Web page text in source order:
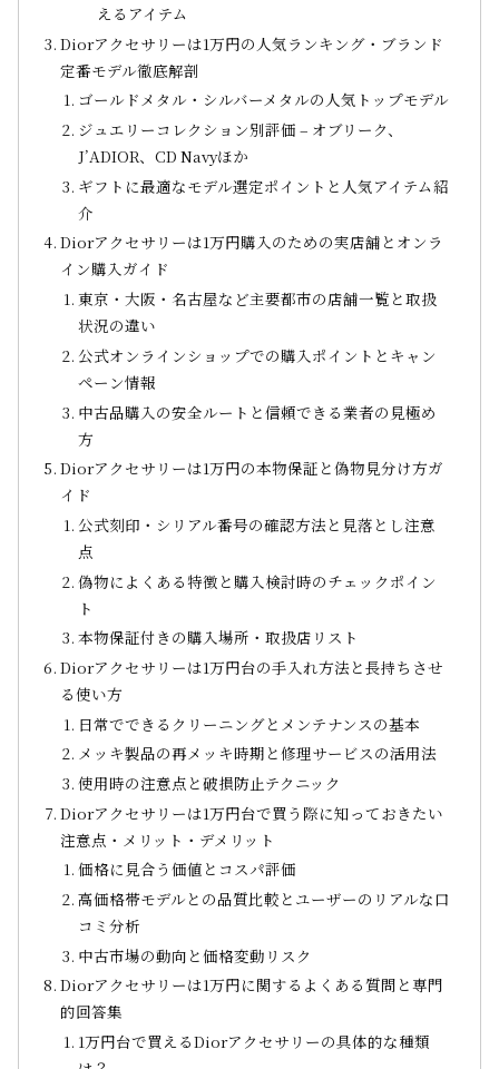
えるアイテム
Diorアクセサリーは1万円の人気ランキング・ブランド
定番モデル徹底解剖
ゴールドメタル・シルバーメタルの人気トップモデル
ジュエリーコレクション別評価 – オブリーク、
J’ADIOR、CD Navyほか
ギフトに最適なモデル選定ポイントと人気アイテム紹
介
Diorアクセサリーは1万円購入のための実店舗とオンラ
イン購入ガイド
東京・大阪・名古屋など主要都市の店舗一覧と取扱
状況の違い
公式オンラインショップでの購入ポイントとキャン
ペーン情報
中古品購入の安全ルートと信頼できる業者の見極め
方
Diorアクセサリーは1万円の本物保証と偽物見分け方ガ
イド
公式刻印・シリアル番号の確認方法と見落とし注意
点
偽物によくある特徴と購入検討時のチェックポイン
ト
本物保証付きの購入場所・取扱店リスト
Diorアクセサリーは1万円台の手入れ方法と長持ちさせ
る使い方
日常でできるクリーニングとメンテナンスの基本
メッキ製品の再メッキ時期と修理サービスの活用法
使用時の注意点と破損防止テクニック
Diorアクセサリーは1万円台で買う際に知っておきたい
注意点・メリット・デメリット
価格に見合う価値とコスパ評価
高価格帯モデルとの品質比較とユーザーのリアルな口
コミ分析
中古市場の動向と価格変動リスク
Diorアクセサリーは1万円に関するよくある質問と専門
的回答集
1万円台で買えるDiorアクセサリーの具体的な種類